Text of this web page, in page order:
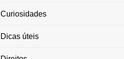
Curiosidades
Dicas úteis